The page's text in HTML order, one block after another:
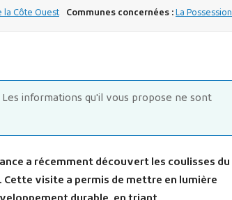
la Côte Ouest Communes concernées :La Possession
Les informations qu'il vous propose ne sont
a récemment découvert les coulisses du
visite a permis de mettre en lumière